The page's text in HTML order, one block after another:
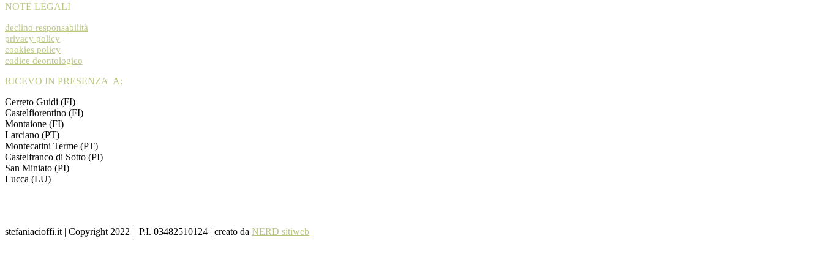
NOTE LEGALI
declino responsabilità
privacy policy
cookies policy
codice deontologico
RICEVO IN PRESENZA A:
Cerreto Guidi (FI)
Castelfiorentino (FI)
Montaione (FI)
Larciano (PT)
Montecatini Terme (PT)
Castelfranco di Sotto (PI)
San Miniato (PI)
Lucca (LU)
stefaniacioffi.it | Copyright 2022 | P.I. 03482510124 | creato da NERD sitiweb